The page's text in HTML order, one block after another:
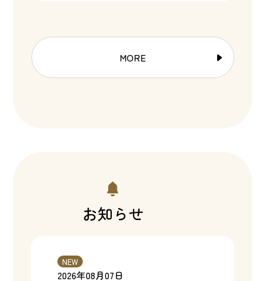
MORE
お知らせ
NEW
2026年08月07日